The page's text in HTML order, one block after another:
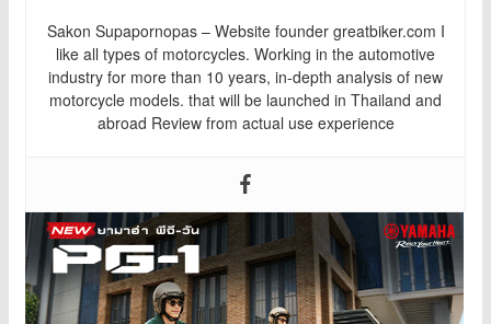
Sakon Supapornopas – Website founder greatbiker.com I
like all types of motorcycles. Working in the automotive
industry for more than 10 years, in-depth analysis of new
motorcycle models. that will be launched in Thailand and
abroad Review from actual use experience